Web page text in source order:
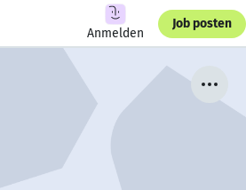
Anmelden
Job posten